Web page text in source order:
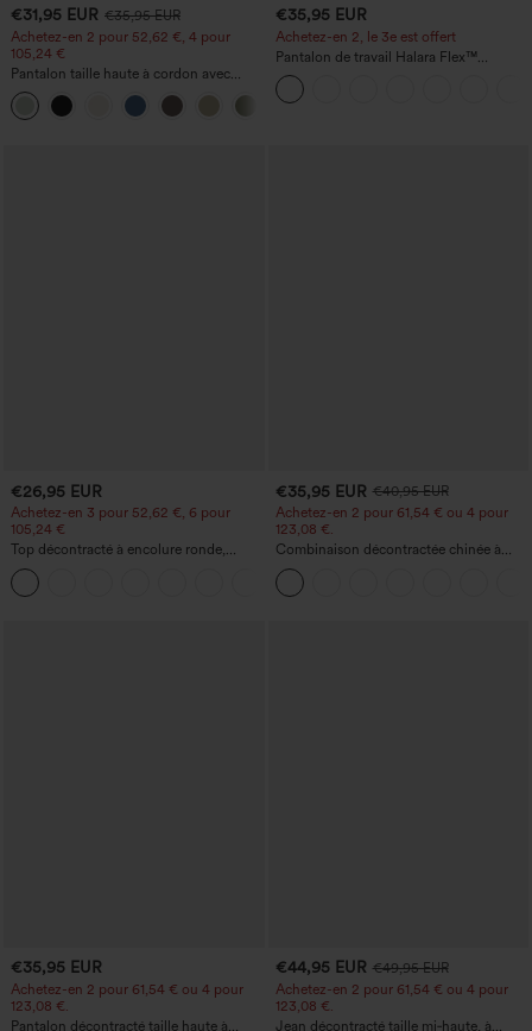
€31,95 EUR €35,95 EUR
Achetez-en 2 pour 52,62 €, 4 pour
105,24 €
Pantalon taille haute à cordon avec
poches, jambe large et coupe ample,
style décontracté, effet lin
€35,95 EUR
Achetez-en 2, le 3e est offert
Pantalon de travail Halara Flex™
DayStretch à taille haute, avec poches et
coupe droite
€26,95 EUR
Achetez-en 3 pour 52,62 €, 6 pour
105,24 €
Top décontracté à encolure ronde,
manches chauve-souris et coupe ample
€35,95 EUR €40,95 EUR
Achetez-en 2 pour 61,54 € ou 4 pour
123,08 €.
Combinaison décontractée chinée à
bretelles réglables, fronces et jambes
larges, avec poches — facile comme
tout
€35,95 EUR
Achetez-en 2 pour 61,54 € ou 4 pour
123,08 €.
Pantalon décontracté taille haute à
€44,95 EUR €49,95 EUR
Achetez-en 2 pour 61,54 € ou 4 pour
123,08 €.
Jean décontracté taille mi‑haute, à